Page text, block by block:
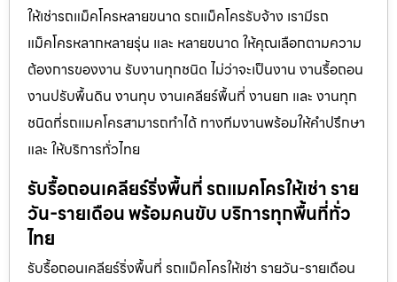
ให้เช่ารถแม็คโครหลายขนาด รถแม็คโครรับจ้าง เรามีรถ
แม็คโครหลากหลายรุ่น และ หลายขนาด ให้คุณเลือกตามความ
ต้องการของงาน รับงานทุกชนิด ไม่ว่าจะเป็นงาน งานรื้อถอน
งานปรับพื้นดิน งานทุบ งานเคลียร์พื้นที่ งานยก และ งานทุก
ชนิดที่รถแมคโครสามารถทำได้ ทางทีมงานพร้อมให้คำปรึกษา
และ ให้บริการทั่วไทย
รับรื้อถอนเคลียร์ริ่งพื้นที่ รถแมคโครให้เช่า ราย
วัน-รายเดือน พร้อมคนขับ บริการทุกพื้นที่ทั่ว
ไทย
รับรื้อถอนเคลียร์ริ่งพื้นที่ รถแม็คโครให้เช่า รายวัน-รายเดือน